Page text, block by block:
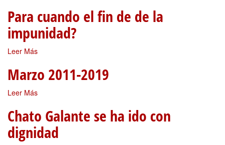
Para cuando el fin de de la
impunidad?
Leer Más
Marzo 2011-2019
Leer Más
Chato Galante se ha ido con
dignidad